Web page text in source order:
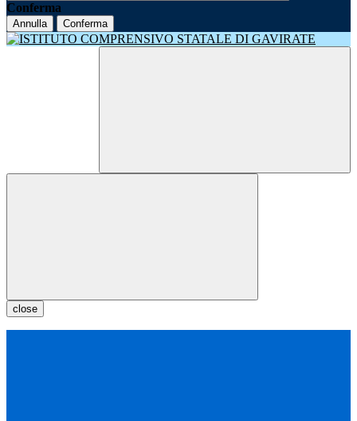
Conferma
Annulla Conferma
close